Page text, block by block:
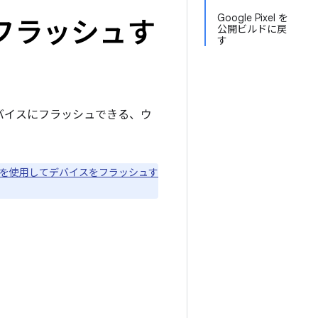
Google Pixel を
公開ビルドに戻
す
ラッシュす
スにフラッシュできる、ウ
使用してデバイスをフラッシュす